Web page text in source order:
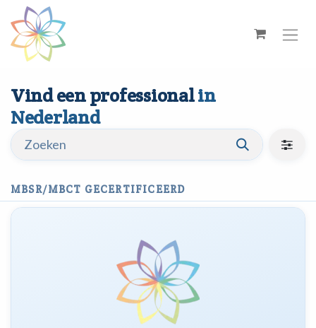
Overslaan naar inhoud
Vind een professionalin
Nederland
MBSR/MBCT GECERTIFICEERD